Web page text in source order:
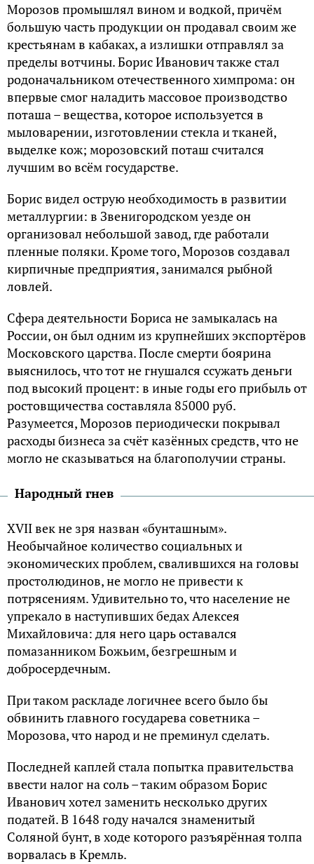
Морозов промышлял вином и водкой, причём
большую часть продукции он продавал своим же
крестьянам в кабаках, а излишки отправлял за
пределы вотчины. Борис Иванович также стал
родоначальником отечественного химпрома: он
впервые смог наладить массовое производство
поташа – вещества, которое используется в
мыловарении, изготовлении стекла и тканей,
выделке кож; морозовский поташ считался
лучшим во всём государстве.
Борис видел острую необходимость в развитии
металлургии: в Звенигородском уезде он
организовал небольшой завод, где работали
пленные поляки. Кроме того, Морозов создавал
кирпичные предприятия, занимался рыбной
ловлей.
Сфера деятельности Бориса не замыкалась на
России, он был одним из крупнейших экспортёров
Московского царства. После смерти боярина
выяснилось, что тот не гнушался ссужать деньги
под высокий процент: в иные годы его прибыль от
ростовщичества составляла 85000 руб.
Разумеется, Морозов периодически покрывал
расходы бизнеса за счёт казённых средств, что не
могло не сказываться на благополучии страны.
Народный гнев
XVII век не зря назван «бунташным».
Необычайное количество социальных и
экономических проблем, свалившихся на головы
простолюдинов, не могло не привести к
потрясениям. Удивительно то, что население не
упрекало в наступивших бедах Алексея
Михайловича: для него царь оставался
помазанником Божьим, безгрешным и
добросердечным.
При таком раскладе логичнее всего было бы
обвинить главного государева советника –
Морозова, что народ и не преминул сделать.
Последней каплей стала попытка правительства
ввести налог на соль – таким образом Борис
Иванович хотел заменить несколько других
податей. В 1648 году начался знаменитый
Соляной бунт, в ходе которого разъярённая толпа
ворвалась в Кремль.